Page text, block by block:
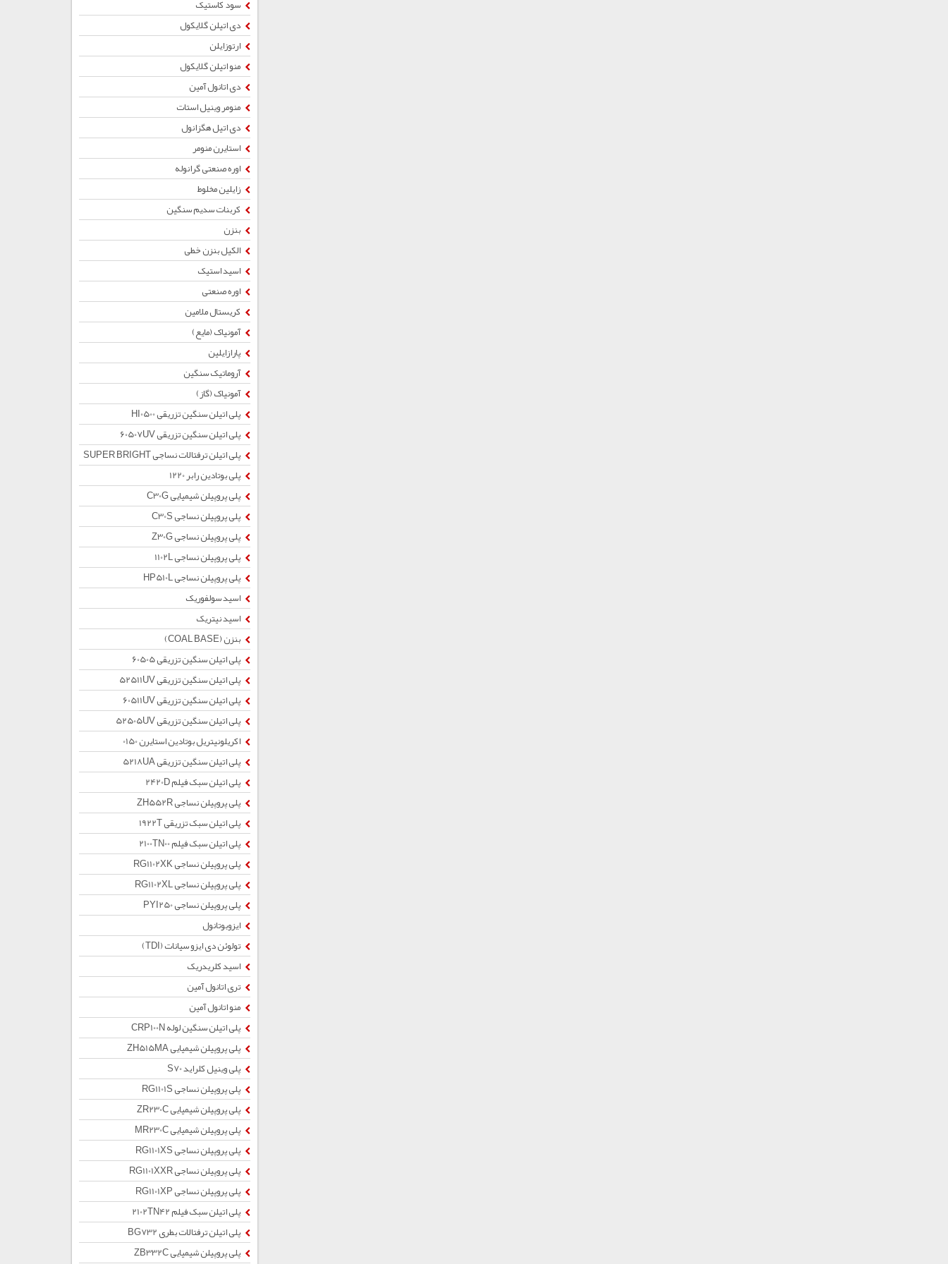
سود کاستیک
دی اتیلن گلایکول
ارتوزایلن
منو اتیلن گلایکول
دی اتانول آمین
منومر وینیل استات
دی اتیل هگزانول
استایرن منومر
اوره صنعتی گرانوله
زایلین مخلوط
کربنات سدیم سنگین
بنزن
الکیل بنزن خطی
اسید استیک
اوره صنعتی
کریستال ملامین
آمونیاک (مایع)
پارازایلین
آروماتیک سنگین
آمونیاک (گاز)
پلی اتیلن سنگین تزریقی HI0500
پلی اتیلن سنگین تزریقی 60507UV
پلی اتیلن ترفتالات نساجی SUPER BRIGHT
پلی بوتادین رابر 1220
پلی پروپیلن شیمیایی C30G
پلی پروپیلن نساجی C30S
پلی پروپیلن نساجی Z30G
پلی پروپیلن نساجی 1102L
پلی پروپیلن نساجی HP510L
اسید سولفوریک
اسید نیتریک
بنزن (COAL BASE)
پلی اتیلن سنگین تزریقی 60505
پلی اتیلن سنگین تزریقی 52511UV
پلی اتیلن سنگین تزریقی 60511UV
پلی اتیلن سنگین تزریقی 52505UV
اکریلونیتریل بوتادین استایرن 0150
پلی اتیلن سنگین تزریقی 5218UA
پلی اتیلن سبک فیلم 2420D
پلی پروپیلن نساجی ZH552R
پلی اتیلن سبک تزریقی 1922T
پلی اتیلن سبک فیلم 2100TN00
پلی پروپیلن نساجی RG1102XK
پلی پروپیلن نساجی RG1102XL
پلی پروپیلن نساجی PYI250
ایزوبوتانول
تولوئن دی ایزو سیانات (TDI)
اسید کلریدریک
تری اتانول آمین
منو اتانول آمین
پلی اتیلن سنگین لوله CRP100N
پلی پروپیلن شیمیایی ZH515MA
پلی وینیل کلراید S70
پلی پروپیلن نساجی RG1101S
پلی پروپیلن شیمیایی ZR230C
پلی پروپیلن شیمیایی MR230C
پلی پروپیلن نساجی RG1101XS
پلی پروپیلن نساجی RG1101XXR
پلی پروپیلن نساجی RG1101XP
پلی اتیلن سبک فیلم 2102TN42
پلی اتیلن ترفتالات بطری BG732
پلی پروپیلن شیمیایی ZB332C